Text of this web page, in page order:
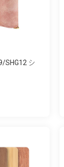
SHG12 シ